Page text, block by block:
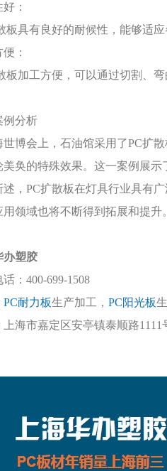
：
板具有良好的耐候性，能够适
：
板加工方便，可以通过切割、
例分析
世博会上，石油馆采用了PC扩
美奂的特殊效果。这一案例展示
述，PC扩散板在灯具行业具有
用领域也将不断得到拓展和提升。
办塑胶
话：400-699-1508
PC耐力板生产加工，PC阳光板
上海市嘉定区安亭镇泰顺路1111